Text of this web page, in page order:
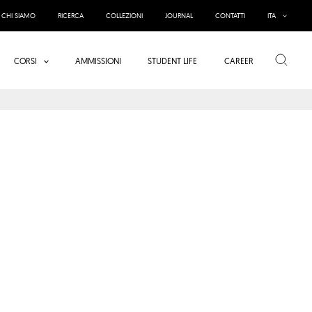
CHI SIAMO RICERCA COLLEZIONI JOURNAL CONTATTI ITA
CORSI AMMISSIONI STUDENT LIFE CAREER Cerca